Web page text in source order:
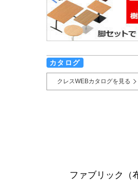
カタログ
クレスWEBカタログを見る